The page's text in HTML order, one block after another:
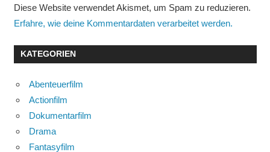
Diese Website verwendet Akismet, um Spam zu reduzieren.
Erfahre, wie deine Kommentardaten verarbeitet werden.
KATEGORIEN
Abenteuerfilm
Actionfilm
Dokumentarfilm
Drama
Fantasyfilm